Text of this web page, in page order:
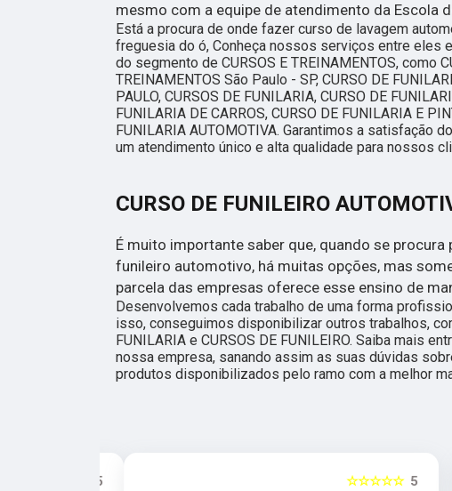
mesmo com a equipe de atendimento da Escola
Está a procura de onde fazer curso de lavagem
freguesia do ó, Conheça nossos serviços entre eles
do segmento de CURSOS E TREINAMENTOS, como
TREINAMENTOS São Paulo - SP, CURSO DE
PAULO, CURSOS DE FUNILARIA, CURSO DE
FUNILARIA DE CARROS, CURSO DE FUNILARIA E
FUNILARIA AUTOMOTIVA. Garantimos a satisfação
um atendimento único e alta qualidade para nossos
CURSO DE FUNILEIRO
É muito importante saber que, quando se procura
funileiro automotivo, há muitas opções, mas
parcela das empresas oferece esse ensino de
Desenvolvemos cada trabalho de uma forma
isso, conseguimos disponibilizar outros trabalhos,
FUNILARIA e CURSOS DE FUNILEIRO. Saiba mais
nossa empresa, sanando assim as suas dúvidas
produtos disponibilizados pelo ramo com a melhor
5
☆☆☆☆☆